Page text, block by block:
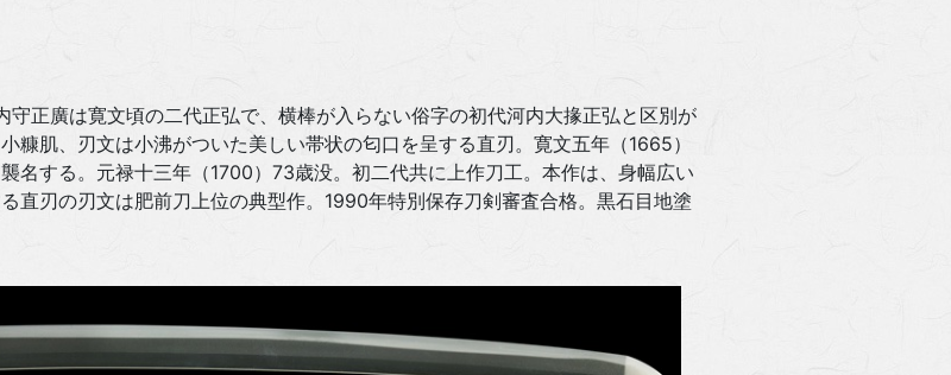
正廣は寛文頃の二代正弘で、横棒が入らない俗字の初代河内大掾正弘と区別が
糠肌、刃文は小沸がついた美しい帯状の匂口を呈する直刃。寛文五年（1665）
名する。元禄十三年（1700）73歳没。初二代共に上作刀工。本作は、身幅広い
直刃の刃文は肥前刀上位の典型作。1990年特別保存刀剣審査合格。黒石目地塗